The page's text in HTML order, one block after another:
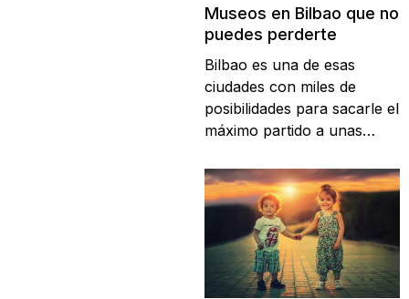
Museos en Bilbao que no
puedes perderte
Bilbao es una de esas
ciudades con miles de
posibilidades para sacarle el
máximo partido a unas
Además de su oferta
gastronómica y cultural,
destaca por disfrutar de un
patrimonio artístico
incomparable repartido por
toda la ciudad, a lo largo de